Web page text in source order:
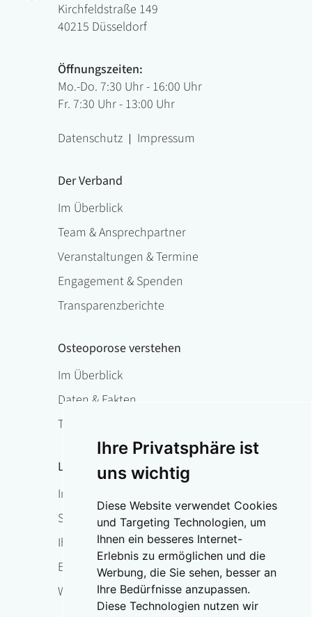
Ihre Privatsphäre ist
uns wichtig
Diese Website verwendet Cookies
und Targeting Technologien, um
Ihnen ein besseres Internet-
Erlebnis zu ermöglichen und die
Werbung, die Sie sehen, besser an
Ihre Bedürfnisse anzupassen.
Diese Technologien nutzen wir
Kirchfeldstraße 149
40215 Düsseldorf
Öffnungszeiten:
Mo.-Do. 7:30 Uhr - 16:00 Uhr
Fr. 7:30 Uhr - 13:00 Uhr
Datenschutz
Impressum
Der Verband
Im Überblick
Team & Ansprechpartner
Veranstaltungen & Termine
Engagement & Spenden
Transparenzberichte
Osteoporose verstehen
Im Überblick
Daten & Fakten
Therapie
Leben mit Osteoporose
Im Überblick
Sturzprophylaxe & Funktionstraining
Ihr Ansprechpartner vor Ort
Expertensuche
Weltosteoporosetag